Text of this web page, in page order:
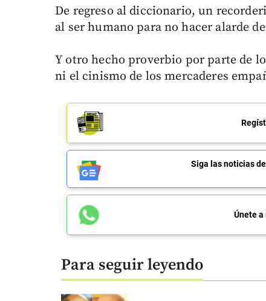
De regreso al diccionario, un
al ser humano para no hacer alarde
Y otro hecho proverbio por parte de
ni el cinismo de los mercaderes
Siga las noticias
Únete a
Para seguir leyendo